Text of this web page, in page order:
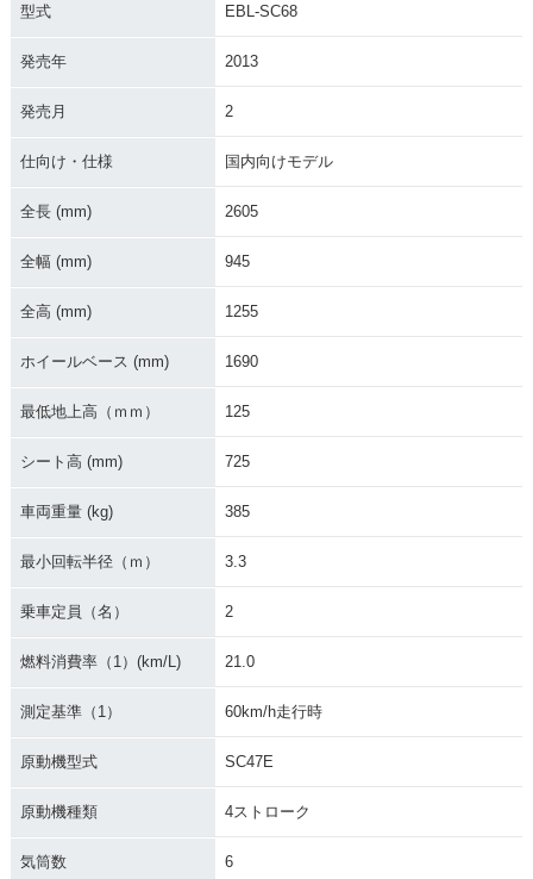
型式 EBL-SC68
発売年 2013
発売月 2
仕向け・仕様 国内向けモデル
全長 (mm) 2605
全幅 (mm) 945
全高 (mm) 1255
ホイールベース (mm) 1690
最低地上高（ｍｍ） 125
シート高 (mm) 725
車両重量 (kg) 385
最小回転半径（ｍ） 3.3
乗車定員（名） 2
燃料消費率（1）(km/L) 21.0
測定基準（1） 60km/h走行時
原動機型式 SC47E
原動機種類 4ストローク
気筒数 6